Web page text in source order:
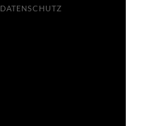
DATENSCHUTZ